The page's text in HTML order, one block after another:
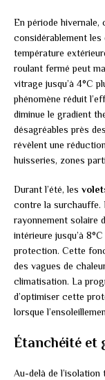
En période
considérablement les
température
roulant fermé peut
vitrage jusqu’à 4°C
phénomène réduit
diminue le gradient
désagréables près
révèlent une
huisseries, zones
Durant l’été, les
contre la surchauffe.
rayonnement solaire
intérieure jusqu’à
protection. Cette
des vagues de
climatisation. La
d’optimiser cette
lorsque
Étanchéité et
Au-delà de l’isolation